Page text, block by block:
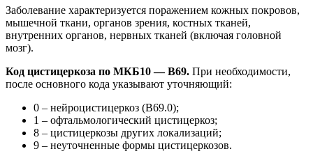
Заболевание характеризуется поражением кожных покровов,
мышечной ткани, органов зрения, костных тканей,
внутренних органов, нервных тканей (включая головной
мозг).
Код цистицеркоза по МКБ10 — В69. При необходимости,
после основного кода указывают уточняющий:
0 – нейроцистицеркоз (В69.0);
1 – офтальмологический цистицеркоз;
8 – цистицеркозы других локализаций;
9 – неуточненные формы цистицеркозов.